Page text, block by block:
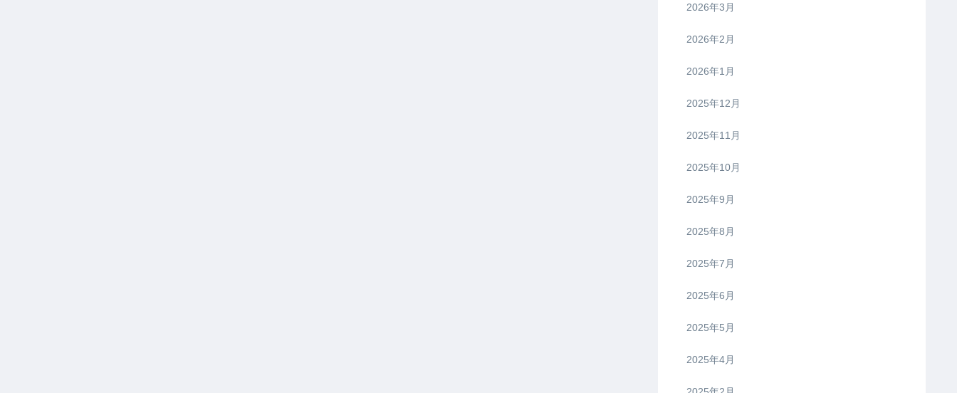
2026年3月
2026年2月
2026年1月
2025年12月
2025年11月
2025年10月
2025年9月
2025年8月
2025年7月
2025年6月
2025年5月
2025年4月